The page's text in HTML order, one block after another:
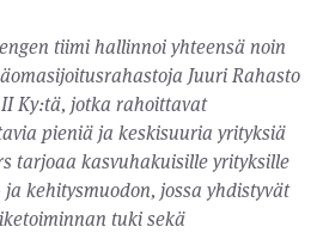
tiimi hallinnoi yhteensä noin
Juuri Rahasto
Ky:tä, jotka rahoittavat
pieniä ja keskisuuria yrityksiä
tarjoaa kasvuhakuisille yrityksille
kehitysmuodon, jossa yhdistyvät
tuki sekä